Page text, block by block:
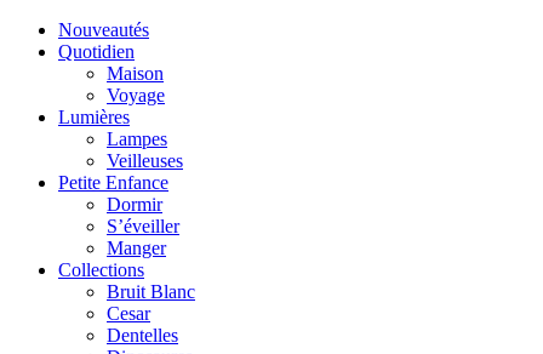
Nouveautés
Quotidien
Maison
Voyage
Lumières
Lampes
Veilleuses
Petite Enfance
Dormir
S’éveiller
Manger
Collections
Bruit Blanc
Cesar
Dentelles